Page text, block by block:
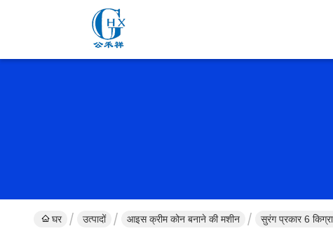
घर उत्पादों आइस क्रीम कोन बनाने की मशीन सुरंग प्रकार 6